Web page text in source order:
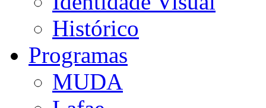
Histórico
Programas
MUDA